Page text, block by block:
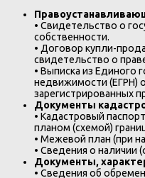
• Свидетельство о
собственности.
• Договор купли-
свидетельство о
• Выписка из Единого
недвижимости (ЕГРН)
зарегистрированных
Документы
• Кадастровый
планом (схемой)
• Межевой план (при
• Сведения о наличии
Документы,
• Сведения об